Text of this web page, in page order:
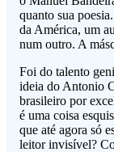
quanto sua
da América, um
num outro. A
Foi do talento
ideia do Antonio
brasileiro por
é uma coisa
que até agora só
leitor invisível?